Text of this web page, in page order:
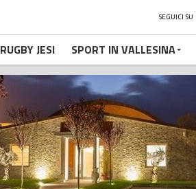
SEGUICI SU
RUGBY JESI SPORT IN VALLESINA